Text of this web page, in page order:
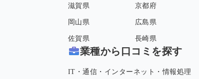
滋賀県 京都府
岡山県 広島県
佐賀県 長崎県
業種から口コミを探す
IT・通信・インターネット・情報処理